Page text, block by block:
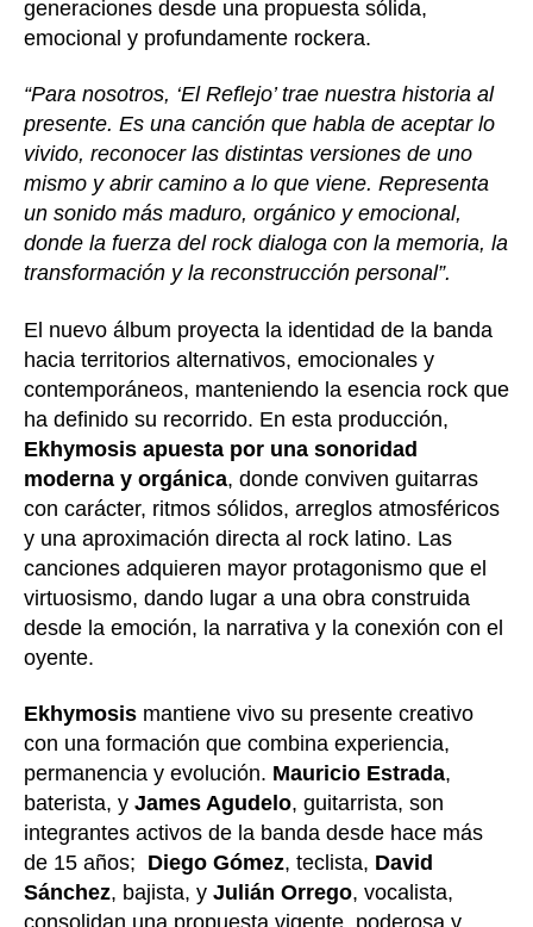
generaciones desde una propuesta sólida,
emocional y profundamente rockera.
“Para nosotros, ‘El Reflejo’ trae nuestra historia al
presente. Es una canción que habla de aceptar lo
vivido, reconocer las distintas versiones de uno
mismo y abrir camino a lo que viene. Representa
un sonido más maduro, orgánico y emocional,
donde la fuerza del rock dialoga con la memoria, la
transformación y la reconstrucción personal”.
El nuevo álbum proyecta la identidad de la banda
hacia territorios alternativos, emocionales y
contemporáneos, manteniendo la esencia rock que
ha definido su recorrido. En esta producción,
Ekhymosis apuesta por una sonoridad
moderna y orgánica, donde conviven guitarras
con carácter, ritmos sólidos, arreglos atmosféricos
y una aproximación directa al rock latino. Las
canciones adquieren mayor protagonismo que el
virtuosismo, dando lugar a una obra construida
desde la emoción, la narrativa y la conexión con el
oyente.
Ekhymosis mantiene vivo su presente creativo
con una formación que combina experiencia,
permanencia y evolución. Mauricio Estrada,
baterista, y James Agudelo, guitarrista, son
integrantes activos de la banda desde hace más
de 15 años; Diego Gómez, teclista, David
Sánchez, bajista, y Julián Orrego, vocalista,